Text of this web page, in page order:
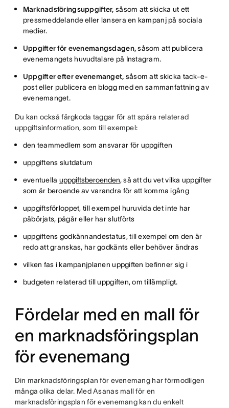
Marknadsföringsuppgifter, såsom att skicka ut ett
pressmeddelande eller lansera en kampanj på sociala
medier.
Uppgifter för evenemangsdagen,såsom att publicera
evenemangets huvudtalare på Instagram.
Uppgifter efter evenemanget, såsom att skicka tack-e-
post eller publicera en blogg med en sammanfattning av
evenemanget.
Du kan också färgkoda taggar för att spåra relaterad
uppgiftsinformation, som till exempel:
den teammedlem som ansvarar för uppgiften
uppgiftens slutdatum
eventuella uppgiftsberoenden, så att du vet vilka uppgifter
som är beroende av varandra för att komma igång
uppgiftsförloppet, till exempel huruvida det inte har
påbörjats, pågår eller har slutförts
uppgiftens godkännandestatus, till exempel om den är
redo att granskas, har godkänts eller behöver ändras
vilken fas i kampanjplanen uppgiften befinner sig i
budgeten relaterad till uppgiften, om tillämpligt.
Fördelar med en mall för
en marknadsföringsplan
för evenemang
Din marknadsföringsplan för evenemang har förmodligen
många olika delar. Med Asanas mall för en
marknadsföringsplan för evenemang kan du enkelt